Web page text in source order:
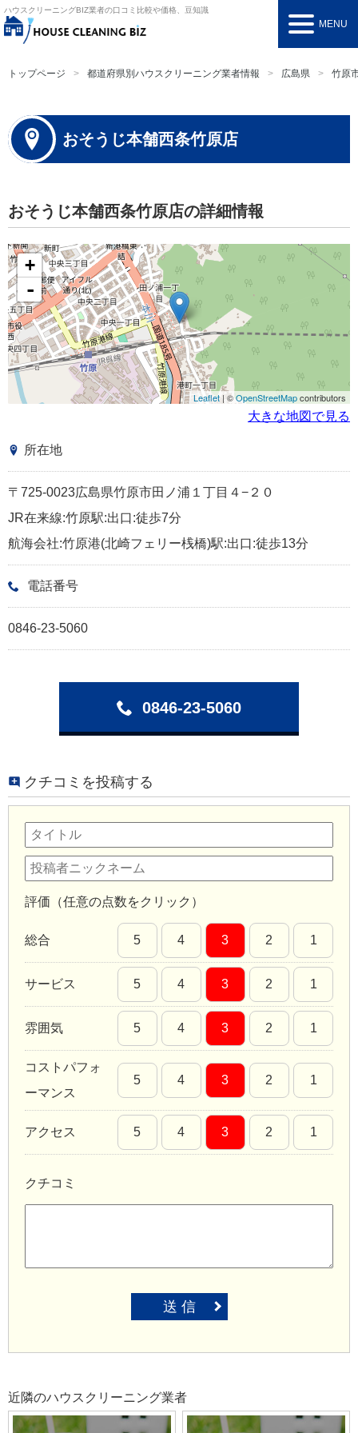
ハウスクリーニングBIZ業者の口コミ比較や価格、豆知識
MENU
トップページ 都道府県別ハウスクリーニング業者情報 広島県 竹原
おそうじ本舗西条竹原店
おそうじ本舗西条竹原店の詳細情報
+
-
Leaflet | ©OpenStreetMapcontributors
大きな地図で見る
所在地
〒725-0023広島県竹原市田ノ浦１丁目４−２０
JR在来線:竹原駅:出口:徒歩7分
航海会社:竹原港(北崎フェリー桟橋)駅:出口:徒歩13分
電話番号
0846-23-5060
0846-23-5060
クチコミを投稿する
評価（任意の点数をクリック）
総合 5 4 3 2 1
サービス 5 4 3 2 1
雰囲気 5 4 3 2 1
コストパフォ
ーマンス
5 4 3 2 1
アクセス 5 4 3 2 1
クチコミ
送 信
近隣のハウスクリーニング業者